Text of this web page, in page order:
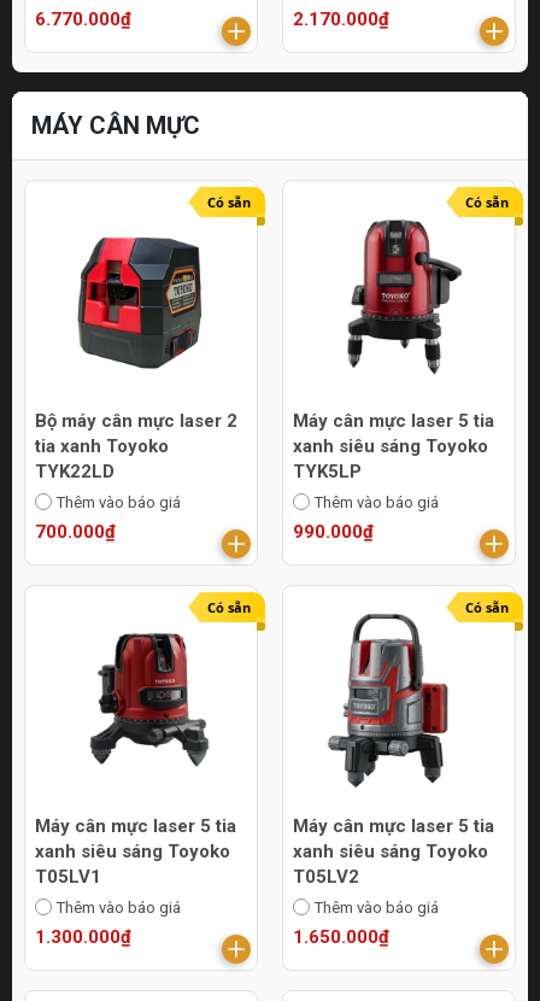
6.770.000₫ 2.170.000₫
MÁY CÂN MỰC
Có sẵn
Bộ máy cân mực laser 2
tia xanh Toyoko
TYK22LD
Thêm vào báo giá
700.000₫
Có sẵn
Máy cân mực laser 5 tia
xanh siêu sáng Toyoko
TYK5LP
Thêm vào báo giá
990.000₫
Có sẵn
Máy cân mực laser 5 tia
xanh siêu sáng Toyoko
T05LV1
Thêm vào báo giá
1.300.000₫
Có sẵn
Máy cân mực laser 5 tia
xanh siêu sáng Toyoko
T05LV2
Thêm vào báo giá
1.650.000₫